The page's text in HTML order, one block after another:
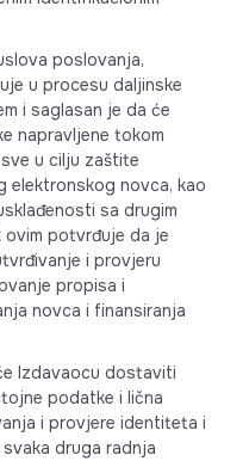
poslovanja,
u procesu daljinske
i saglasan je da će
napravljene tokom
u cilju zaštite
elektronskog novca, kao
sa drugim
ovim potvrđuje da je
i provjeru
propisa i
novca i finansiranja
Izdavaocu dostaviti
podatke i lična
i provjere identiteta i
druga radnja